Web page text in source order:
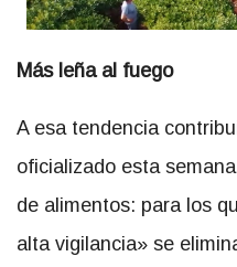
Más leña al fuego
A esa tendencia
oficializado esta
de alimentos: para los
alta vigilancia» se